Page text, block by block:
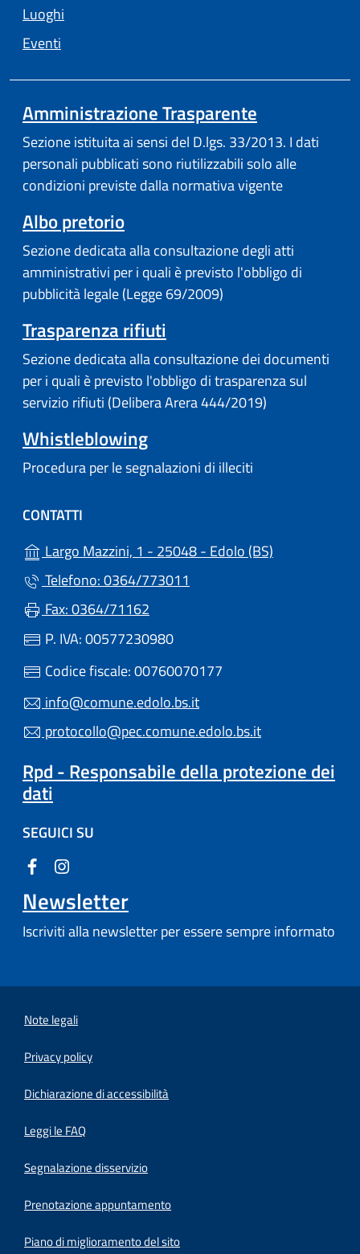
Luoghi
Eventi
Amministrazione Trasparente
Sezione istituita ai sensi del D.lgs. 33/2013. I dati
personali pubblicati sono riutilizzabili solo alle
condizioni previste dalla normativa vigente
Albo pretorio
Sezione dedicata alla consultazione degli atti
amministrativi per i quali è previsto l'obbligo di
pubblicità legale (Legge 69/2009)
Trasparenza rifiuti
Sezione dedicata alla consultazione dei documenti
per i quali è previsto l'obbligo di trasparenza sul
servizio rifiuti (Delibera Arera 444/2019)
Whistleblowing
Procedura per le segnalazioni di illeciti
CONTATTI
Largo Mazzini, 1 - 25048 - Edolo (BS)
Telefono: 0364/773011
Fax: 0364/71162
P. IVA: 00577230980
Codice fiscale: 00760070177
info@comune.edolo.bs.it
protocollo@pec.comune.edolo.bs.it
Rpd - Responsabile della protezione dei
dati
SEGUICI SU
Newsletter
Iscriviti alla newsletter per essere sempre informato
Note legali
Privacy policy
Dichiarazione di accessibilità
Leggi le FAQ
Segnalazione disservizio
Prenotazione appuntamento
Piano di miglioramento del sito